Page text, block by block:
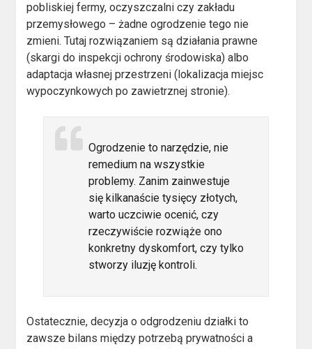
pobliskiej fermy, oczyszczalni czy zakładu
przemysłowego – żadne ogrodzenie tego nie
zmieni. Tutaj rozwiązaniem są działania prawne
(skargi do inspekcji ochrony środowiska) albo
adaptacja własnej przestrzeni (lokalizacja miejsc
wypoczynkowych po zawietrznej stronie).
Ogrodzenie to narzędzie, nie
remedium na wszystkie
problemy. Zanim zainwestuje
się kilkanaście tysięcy złotych,
warto uczciwie ocenić, czy
rzeczywiście rozwiąże ono
konkretny dyskomfort, czy tylko
stworzy iluzję kontroli.
Ostatecznie, decyzja o odgrodzeniu działki to
zawsze bilans między potrzebą prywatności a